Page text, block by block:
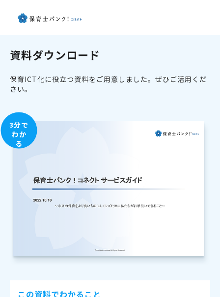
資料ダウンロード
保育ICT化に役立つ資料をご用意しました。ぜひご活用くだ
さい。
3分で
わか
る
この資料でわかること